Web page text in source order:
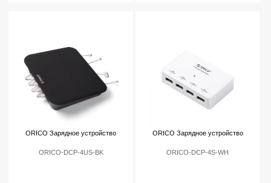
ORICO Зарядное устройство
ORICO-DCP-4US-BK
ORICO Зарядное устройство
ORICO-DCP-4S-WH